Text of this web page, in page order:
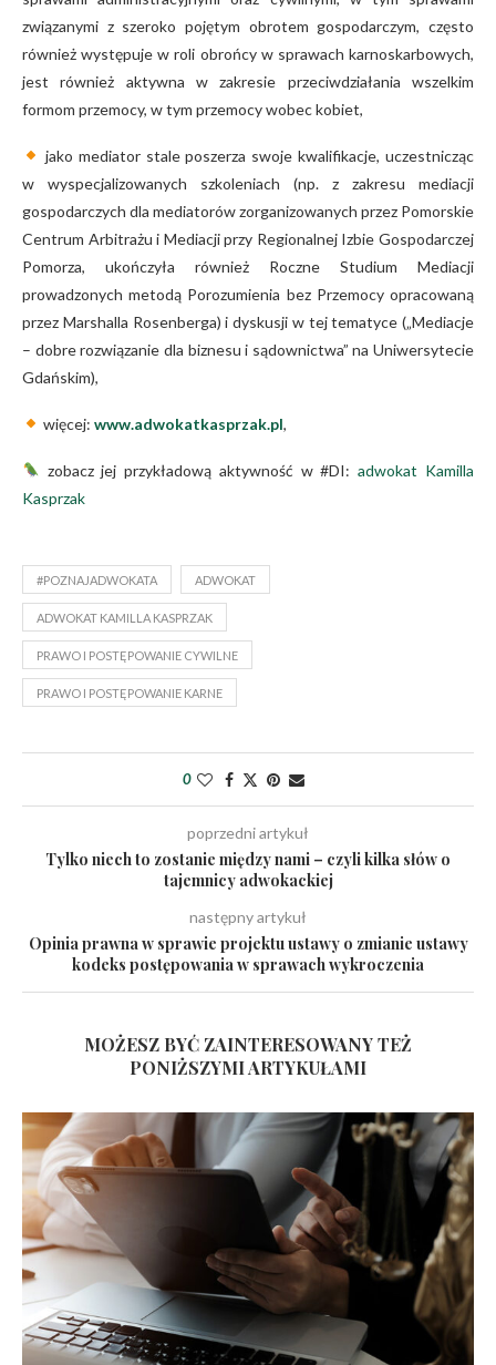
związanymi z szeroko pojętym obrotem gospodarczym, często
również występuje w roli obrońcy w sprawach karnoskarbowych,
jest również aktywna w zakresie przeciwdziałania wszelkim
formom przemocy, w tym przemocy wobec kobiet,
jako mediator stale poszerza swoje kwalifikacje, uczestnicząc
w wyspecjalizowanych szkoleniach (np. z zakresu mediacji
gospodarczych dla mediatorów zorganizowanych przez Pomorskie
Centrum Arbitrażu i Mediacji przy Regionalnej Izbie Gospodarczej
Pomorza, ukończyła również Roczne Studium Mediacji
prowadzonych metodą Porozumienia bez Przemocy opracowaną
przez Marshalla Rosenberga) i dyskusji w tej tematyce („Mediacje
– dobre rozwiązanie dla biznesu i sądownictwa” na Uniwersytecie
Gdańskim),
więcej: www.adwokatkasprzak.pl,
zobacz jej przykładową aktywność w #DI:adwokat Kamilla
Kasprzak
#POZNAJADWOKATA ADWOKAT
ADWOKAT KAMILLA KASPRZAK
PRAWO I POSTĘPOWANIE CYWILNE
PRAWO I POSTĘPOWANIE KARNE
0
poprzedni artykuł
Tylko niech to zostanie między nami – czyli kilka słów o
tajemnicy adwokackiej
następny artykuł
Opinia prawna w sprawie projektu ustawy o zmianie ustawy
kodeks postępowania w sprawach wykroczenia
MOŻESZ BYĆ ZAINTERESOWANY TEŻ
PONIŻSZYMI ARTYKUŁAMI